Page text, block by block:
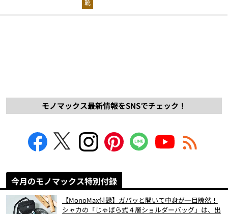
靴
モノマックス最新情報をSNSでチェック！
今月のモノマックス特別付録
【MonoMax付録】ガバッと開いて中身が一目瞭然！
シャカの「じゃばら式４層ショルダーバッグ」は、出